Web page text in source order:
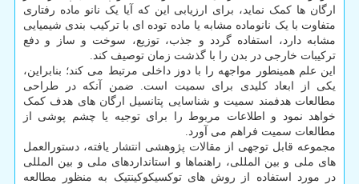
ارگان ها کمک نماید، برای ارزیابی این که آیا یک نانو ماده رفتاری
متفاوت با یک نانوماده مشابه یا ماده توده ای با ترکیب بندی شیمیایی
مشابه دارد، استفاده گردد و جذب، توزیع، سوخت و ساز و دفع
ترکیبات خارجی در بدن را با گذشت زمان توصیف کند.
این علم همینطور مواجهه را با دوز داخلی مرتبط می کند؛ بنابراین،
یکی از ابعاد کلیدی برای سمیت است. ضمن آنکه در طراحی
مطالعات هدفمند سمیت و شناسایی پتانسیل ارگان های هدف کمک
خواهد نمود و اطلاعات مربوط را برای توجیه یا چشم پوشی از
مطالعات سمیت فراهم می آورد.
مجموعه قابل توجهی از مقالات پژوهشی انتشار یافته، دستورالعمل
های ملی و بین المللی، راهنماها و استانداردهای ملی و بین المللی
در مورد استفاده از روش های توکسیکوکینتیک به منظور مطالعه